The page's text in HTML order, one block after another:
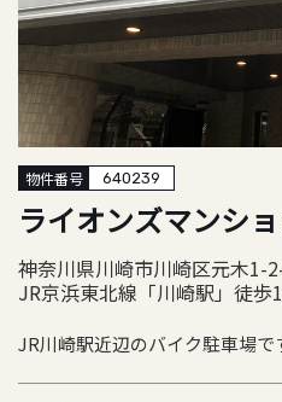
物件番号 640239
ライオンズマンシ
神奈川県川崎市川崎区元木1-
JR京浜東北線「川崎駅」徒歩
JR川崎駅近辺のバイク駐車場で